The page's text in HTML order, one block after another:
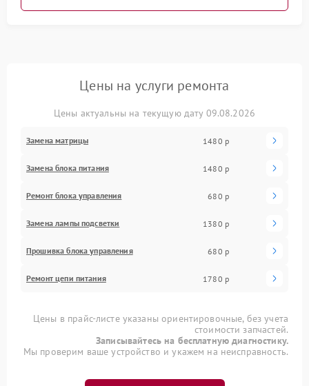
Цены на услуги ремонта
Цены актуальны на текущую дату 09.08.2026
Замена матрицы 1480 р
Замена блока питания 1480 р
Ремонт блока управления 680 р
Замена лампы подсветки 1380 р
Прошивка блока управления 680 р
Ремонт цепи питания 1780 р
Цены в прайс-листе указаны ориентировочные, без учета
стоимости запчастей.
Записывайтесь на бесплатную диагностику.
Мы проверим ваше устройство и укажем на неисправность.